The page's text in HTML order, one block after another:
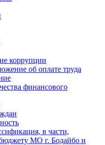
коррупции
об оплате труда
финансового
в части,
МО г. Бодайбо и